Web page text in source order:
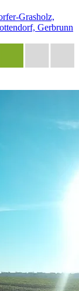
Grasholz,
Gerbrunn